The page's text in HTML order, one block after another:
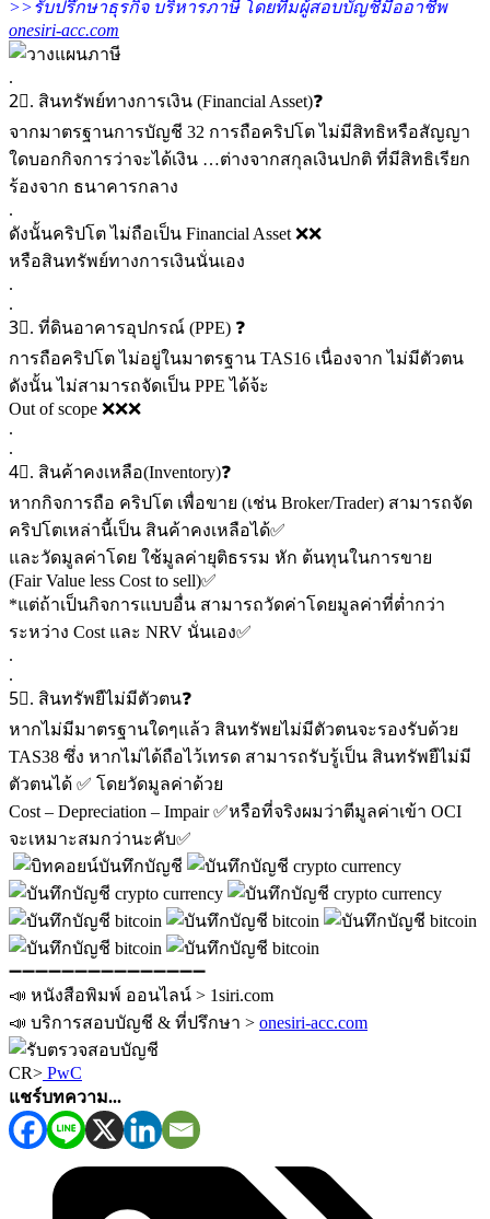
>>รับปรึกษาธุรกิจ บริหารภาษี โดยทีมผู้สอบบัญชีมืออาชีพ
onesiri-acc.com
.
2⃣. สินทรัพย์ทางการเงิน (Financial Asset)❓
จากมาตรฐานการบัญชี 32 การถือคริปโต ไม่มีสิทธิหรือสัญญา
ใดบอกกิจการว่าจะได้เงิน …ต่างจากสกุลเงินปกติ ที่มีสิทธิเรียก
ร้องจาก ธนาคารกลาง
.
ดังนั้นคริปโต ไม่ถือเป็น Financial Asset ❌❌
หรือสินทรัพย์ทางการเงินนั่นเอง
.
.
3⃣. ที่ดินอาคารอุปกรณ์ (PPE) ❓
การถือคริปโต ไม่อยู่ในมาตรฐาน TAS16 เนื่องจาก ไม่มีตัวตน
ดังนั้น ไม่สามารถจัดเป็น PPE ได้จ้ะ
Out of scope ❌❌❌
.
.
4⃣. สินค้าคงเหลือ(Inventory)❓
หากกิจการถือ คริปโต เพื่อขาย (เช่น Broker/Trader) สามารถจัด
คริปโตเหล่านี้เป็น สินค้าคงเหลือได้✅
และวัดมูลค่าโดย ใช้มูลค่ายุติธรรม หัก ต้นทุนในการขาย
(Fair Value less Cost to sell)✅
*แต่ถ้าเป็นกิจการแบบอื่น สามารถวัดค่าโดยมูลค่าที่ต่ำกว่า
ระหว่าง Cost และ NRV นั่นเอง✅
.
.
5⃣. สินทรัพยืไม่มีตัวตน❓
หากไม่มีมาตรฐานใดๆแล้ว สินทรัพยไม่มีตัวตนจะรองรับด้วย
TAS38 ซึ่ง หากไม่ได้ถือไว้เทรด สามารถรับรู้เป็น สินทรัพยืไม่มี
ตัวตนได้ ✅ โดยวัดมูลค่าด้วย
Cost – Depreciation – Impair ✅หรือที่จริงผมว่าตีมูลค่าเข้า OCI
จะเหมาะสมกว่านะคับ✅
➖➖➖➖➖➖➖➖➖➖➖➖➖➖➖
📣 หนังสือพิมพ์ ออนไลน์ > 1siri.com
📣 บริการสอบบัญชี & ที่ปรึกษา > onesiri-acc.com
CR> PwC
แชร์บทความ...